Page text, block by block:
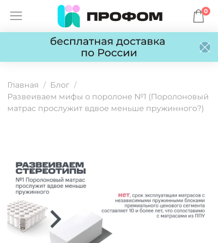
0
Главная
Блог
Развеиваем мифы о поролоне №1 (Поролоновый
матрас прослужит вдвое меньше пружинного?)